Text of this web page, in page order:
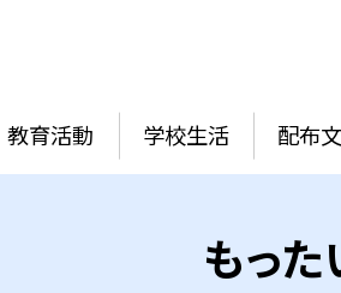
教育活動 学校生活 配布
もっ